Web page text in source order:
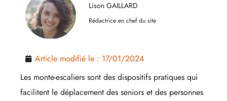
Lison GAILLARD
Rédactrice en chef du site
Article modifié le : 17/01/2024
Les monte-escaliers sont des dispositifs pratiques qui
facilitent le déplacement des seniors et des personnes